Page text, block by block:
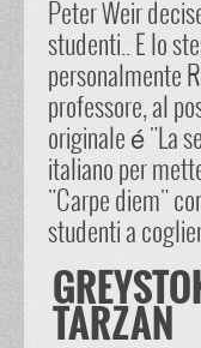
Peter Weir
studenti.. E lo
personalmente
professore, al
originale é "La
italiano per
"Carpe diem"
studenti a
TARZAN